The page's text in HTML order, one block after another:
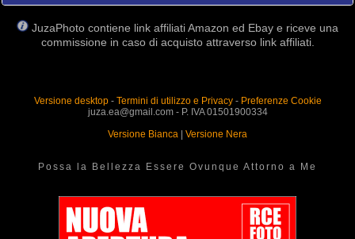
JuzaPhoto contiene link affiliati Amazon ed Ebay e riceve una
commissione in caso di acquisto attraverso link affiliati.
Versione desktop- Termini di utilizzo e Privacy- Preferenze Cookie
juza.ea@gmail.com - P. IVA 01501900334
Versione Bianca
Versione Nera
Possa la Bellezza Essere Ovunque Attorno a Me